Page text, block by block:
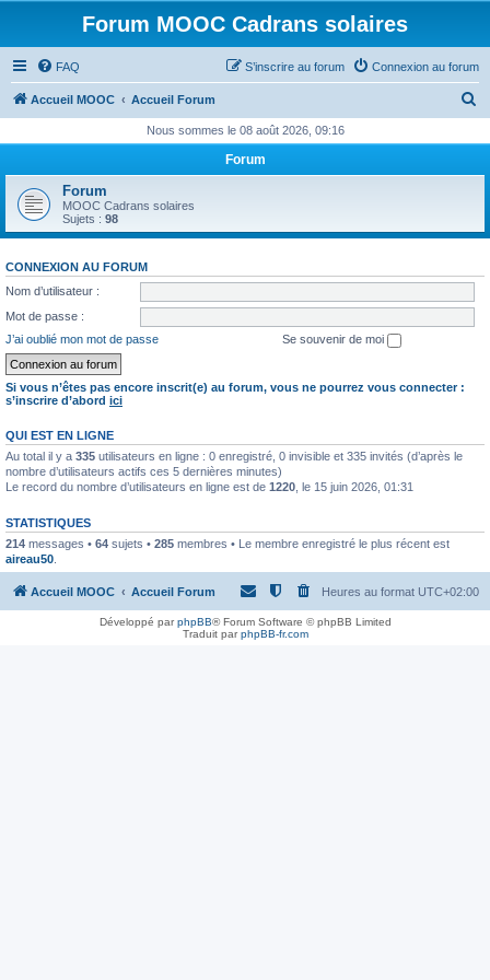
Forum MOOC Cadrans solaires
FAQ Connexion au forum
S’inscrire au forum
Accueil MOOC Accueil Forum
h
r
Nous sommes le 08 août 2026, 09:16
Forum
Forum
MOOC Cadrans solaires
Sujets : 98
CONNEXION AU FORUM
Nom d’utilisateur :
Mot de passe :
J’ai oublié mon mot de passe
Se souvenir de moi
Si vous n’êtes pas encore inscrit(e) au forum, vous ne pourrez vous connecter :
s’inscrire d’abord ici
QUI EST EN LIGNE
Au total il y a 335 utilisateurs en ligne : 0 enregistré, 0 invisible et 335 invités (d’après le
nombre d’utilisateurs actifs ces 5 dernières minutes)
Le record du nombre d’utilisateurs en ligne est de 1220 , le 15 juin 2026, 01:31
STATISTIQUES
214 messages • 64 sujets • 285 membres • Le membre enregistré le plus récent est
aireau50
Accueil MOOC Accueil Forum Heures au format UTC+02:00
Développé parphpBB® Forum Software © phpBB Limited
Traduit parphpBB-fr.com